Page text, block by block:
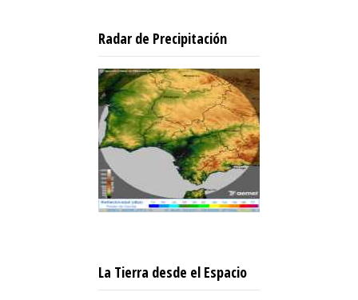
Radar de Precipitación
La Tierra desde el Espacio